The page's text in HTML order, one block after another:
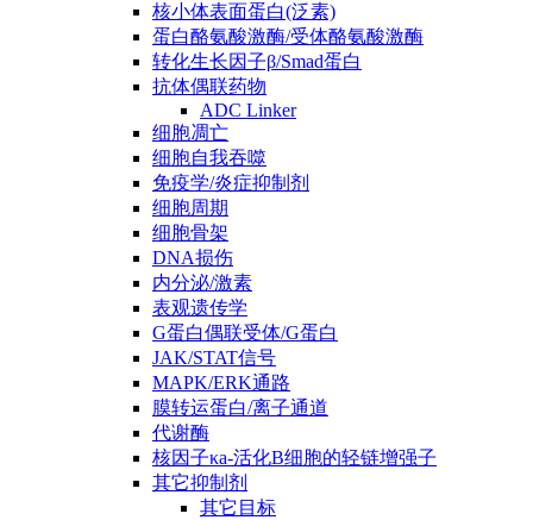
核小体表面蛋白(泛素)
蛋白酪氨酸激酶/受体酪氨酸激酶
转化生长因子β/Smad蛋白
抗体偶联药物
ADC Linker
细胞凋亡
细胞自我吞噬
免疫学/炎症抑制剂
细胞周期
细胞骨架
DNA损伤
内分泌/激素
表观遗传学
G蛋白偶联受体/G蛋白
JAK/STAT信号
MAPK/ERK通路
膜转运蛋白/离子通道
代谢酶
核因子κa-活化B细胞的轻链增强子
其它抑制剂
其它目标